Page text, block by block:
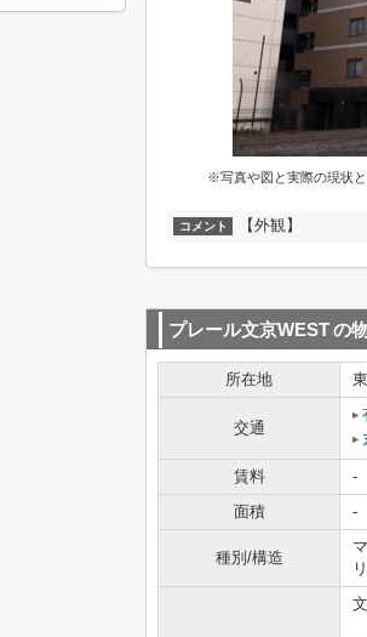
※写真や図と実際の現状
コメント 【外観】
プレール文京WESTの
所在地
交通
賃料
-
面積
-
種別/構造